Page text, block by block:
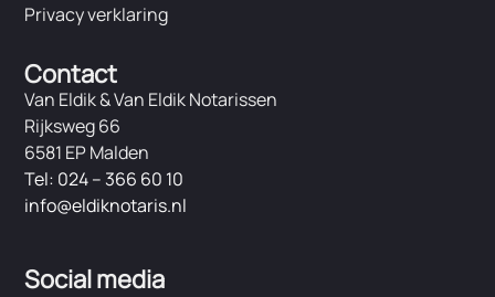
Privacy verklaring
Contact
Van Eldik & Van Eldik Notarissen
Rijksweg 66
6581 EP Malden
Tel: 024 – 366 60 10
info@eldiknotaris.nl
Social media